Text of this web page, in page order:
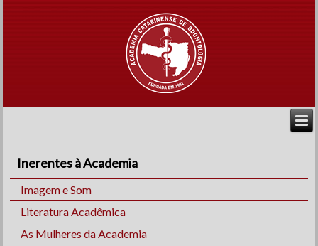
Inerentes à Academia
Imagem e Som
Literatura Acadêmica
As Mulheres da Academia